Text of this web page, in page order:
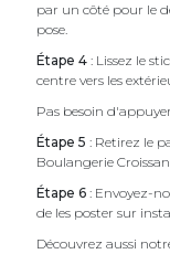
par un côté pour le
pose.
Étape 4 : Lissez le
centre vers les
Pas besoin
Étape 5 : Retirez le
Boulangerie
Étape 6 : Envoyez-
de les poster sur
Découvrez aussi